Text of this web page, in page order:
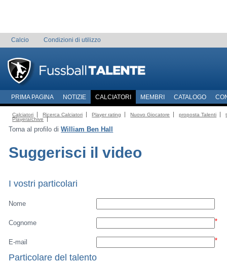
Calcio Condizioni di utilizzo
PRIMA PAGINA NOTIZIE CALCIATORI MEMBRI CATALOGO
Calciatori Ricerca Calciatori Player rating Nuovo Giocatore proposta Talenti
Playerarchive
Torna al profilo diWilliam Ben Hall
Suggerisci il video
I vostri particolari
Nome
Cognome *
E-mail *
Particolare del talento